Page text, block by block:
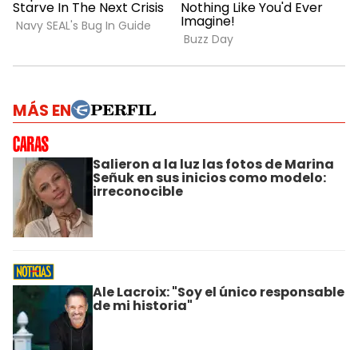
MÁS EN
Salieron a la luz las fotos de Marina
Señuk en sus inicios como modelo:
irreconocible
Ale Lacroix: "Soy el único responsable
de mi historia"